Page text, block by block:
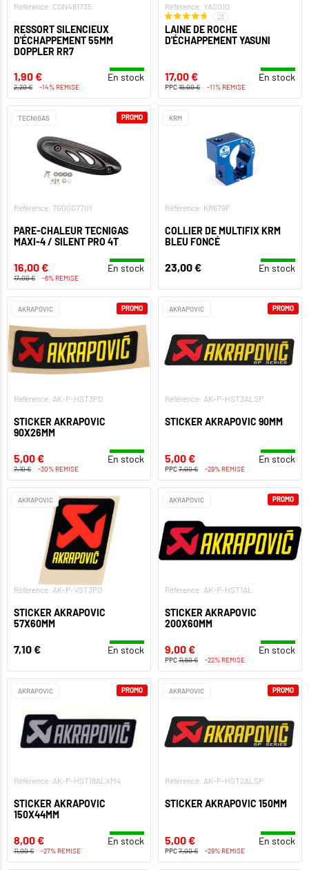
Référence: CGN481735
RESSORT SILENCIEUX
D'ÉCHAPPEMENT 55MM
DOPPLER RR7
1,90 € En stock
2,20 € -14% REMISE
Référence: YAS010
23
LAINE DE ROCHE
D'ÉCHAPPEMENT YASUNI
17,00 € En stock
PPC19,00 € -11% REMISE
TECNIGAS
Référence: TG0007701
PARE-CHALEUR TECNIGAS
MAXI-4 / SILENT PRO 4T
16,00 € En stock
17,00 € -6% REMISE
PROMO KRM
Référence: KR679F
COLLIER DE MULTIFIX KRM
BLEU FONCÉ
23,00 € En stock
AKRAPOVIC
Référence: AK-P-HST3PO
STICKER AKRAPOVIC
90X26MM
5,00 € En stock
7,10 € -30% REMISE
PROMO AKRAPOVIC
Référence: AK-P-HST3ALSP
STICKER AKRAPOVIC 90MM
5,00 € En stock
PPC7,00 € -29% REMISE
PROMO
AKRAPOVIC
Référence: AK-P-VST3PO
STICKER AKRAPOVIC
57X60MM
7,10 € En stock
AKRAPOVIC
Référence: AK-P-HST1AL
STICKER AKRAPOVIC
200X60MM
9,00 € En stock
PPC11,50 € -22% REMISE
PROMO
AKRAPOVIC
Référence: AK-P-HST18ALXM4
STICKER AKRAPOVIC
150X44MM
8,00 € En stock
11,00 € -27% REMISE
PROMO AKRAPOVIC
Référence: AK-P-HST2ALSP
STICKER AKRAPOVIC 150MM
5,00 € En stock
PPC7,00 € -29% REMISE
PROMO